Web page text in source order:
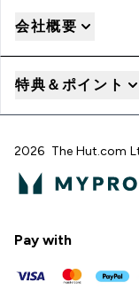
会社概要
特典＆ポイント
2026 The Hut.com
Pay with